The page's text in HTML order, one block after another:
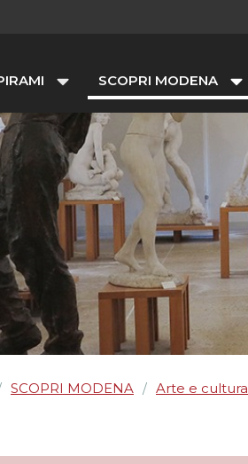
SCOPRI MODENA
SCOPRI MODENA / Arte e cultura